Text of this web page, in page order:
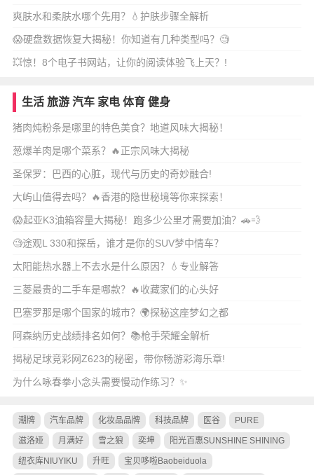
爽肤水和柔肤水哪个先用？💧护肤步骤全解析
😱硬盘数据恢复大揭秘！你知道有几种类型吗？🧐
💥惊！8个电子书网站，让你的阅读体验飞上天？!
生活 旅游 汽车 家电 体育 健身
猪肉炖粉条是哪里的特色美食？地道风味大揭秘！
葱爆羊肉是哪个菜系？🔥正宗风味大揭秘
圣保罗：巴西的心脏，现代与历史的奇妙融合!
大屿山值得去吗？🔥香港的隐世秘境等你来探索！
😱起亚K3油箱容量大揭秘！跑多少公里才需要加油？🚗💨
🧐途观L 330和探岳，谁才是你的SUV梦中情车？
太阳能热水器上不去水是什么原因？💧专业解答
三菱最贵的二手车是哪款？🔥收藏家们的心头好
巴塞罗那是哪个国家的城市？🌍探秘这座梦幻之都
阿森纳历史战绩排名如何？📚枪手荣耀全解析
揭秘足球竞彩网Z623的秘密，带你畅游彩海乐章!
为什么咏春拳小念头需要慢动作练习？✨
潮牌 汽车品牌 化妆品品牌 科技品牌 医谷 PURE
滋洛娅 月满好 雪之狼 奕坤 阳光百惠SUNSHINE SHINING
纽衣库NIUYIKU 升旺 宝贝哆啦Baobeiduola